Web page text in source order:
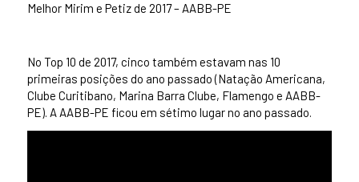
Melhor Mirim e Petiz de 2017 – AABB-PE
No Top 10 de 2017, cinco também estavam nas 10
primeiras posições do ano passado (Natação Americana,
Clube Curitibano, Marina Barra Clube, Flamengo e AABB-
PE). A AABB-PE ficou em sétimo lugar no ano passado.